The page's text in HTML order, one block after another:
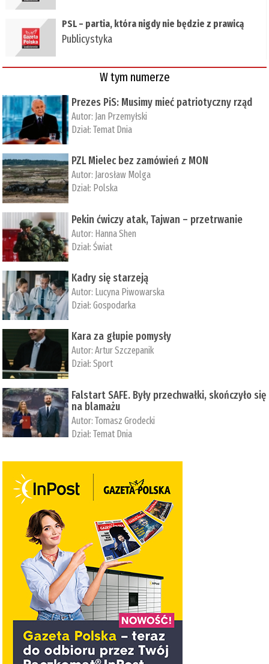
PSL – partia, która nigdy nie będzie z prawicą
Publicystyka
W tym numerze
Prezes PiS: Musimy mieć patriotyczny rząd
Autor: Jan Przemyłski
Dział:Temat Dnia
PZL Mielec bez zamówień z MON
Autor: Jarosław Molga
Dział: Polska
Pekin ćwiczy atak, Tajwan – przetrwanie
Autor: ­Hanna Shen
Dział:Świat
Kadry się starzeją
Autor: Lucyna Piwowarska
Dział:Gospodarka
Kara za głupie pomysły
Autor:Artur Szczepanik
Dział:Sport
Falstart SAFE. Były przechwałki, skończyło się
na blamażu
Autor:Tomasz Grodecki
Dział:Temat Dnia